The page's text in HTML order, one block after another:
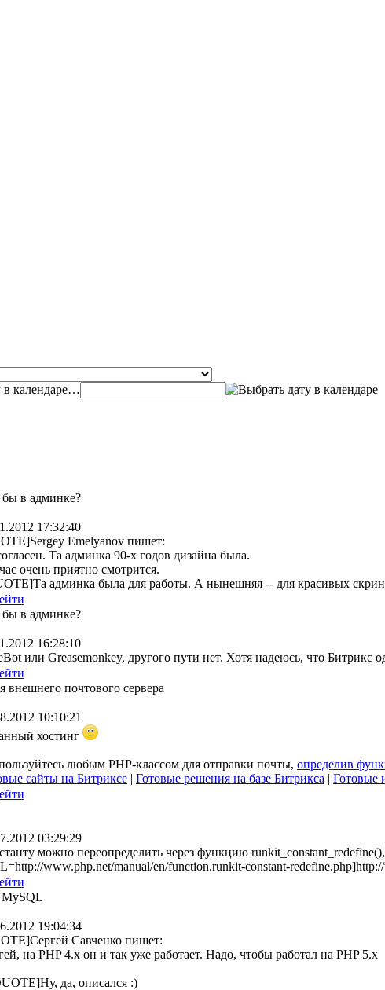
…
бы в админке?
17:32:40
Emelyanov пишет:
Та админка 90-х годов дизайна была.
очень приятно смотрится.
админка была для работы. А нынешняя -- для красивых
бы в админке?
16:28:10
или Greasemonkey, другого пути нет. Хотя надеюсь, что Битрикс
почтового сервера
10:10:21
хостинг
любым PHP-классом для отправки почты, определив
сайты на Битриксе | Готовые решения на базе Битрикса | Готовые
03:29:29
можно переопределить через функцию
www.php.net/manual/en/function.runkit-constant-
MySQL
19:04:34
Савченко пишет:
на PHP 4.x он и так уже работает. Надо, чтобы работал на PHP 5.x
да, описался :)